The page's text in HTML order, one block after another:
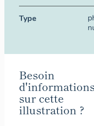
Type
Besoin
sur cette
illustration ?